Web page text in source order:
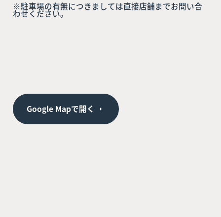
※駐車場の有無につきましては直接店舗までお問い合
わせください。
Google Mapで開く